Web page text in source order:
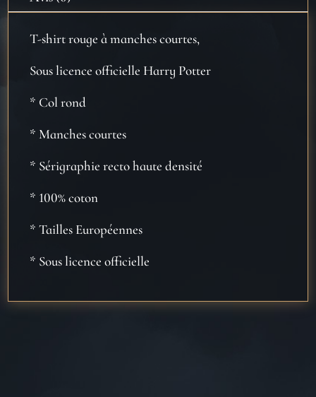
T-shirt rouge à manches courtes,
Sous licence officielle Harry Potter
* Col rond
* Manches courtes
* Sérigraphie recto haute densité
* 100% coton
* Tailles Européennes
* Sous licence officielle